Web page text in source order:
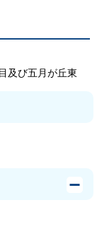
及び五月が丘東